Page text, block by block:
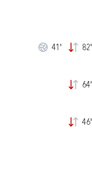
41' 82'
64'
46'